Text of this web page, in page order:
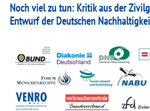
Noch viel zu tun: Kritik aus der
Entwurf der Deutschen